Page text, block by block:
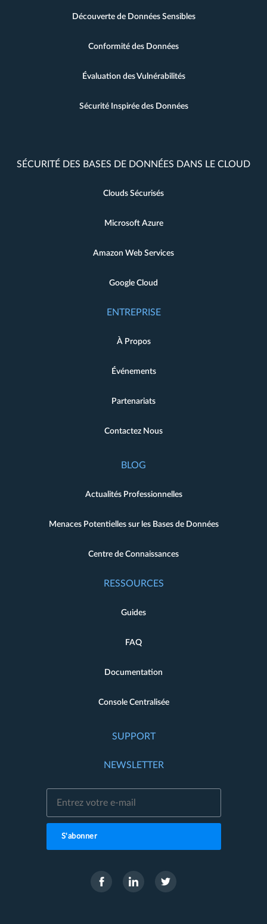
Découverte de Données Sensibles
Conformité des Données
Évaluation des Vulnérabilités
Sécurité Inspirée des Données
SÉCURITÉ DES BASES DE DONNÉES DANS LE CLOUD
Clouds Sécurisés
Microsoft Azure
Amazon Web Services
Google Cloud
ENTREPRISE
À Propos
Événements
Partenariats
Contactez Nous
BLOG
Actualités Professionnelles
Menaces Potentielles sur les Bases de Données
Centre de Connaissances
RESSOURCES
Guides
FAQ
Documentation
Console Centralisée
SUPPORT
NEWSLETTER
S'abonner